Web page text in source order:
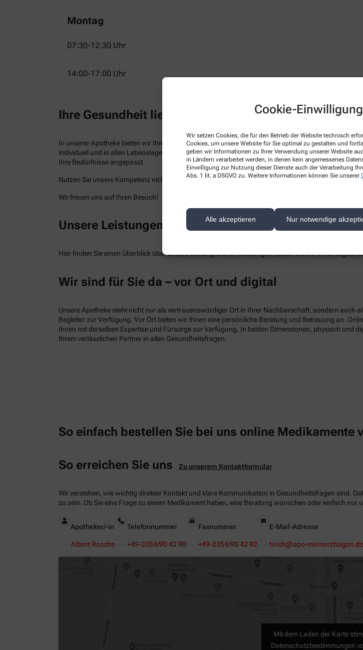
Cookie-
Wir setzen Cookies, die für den Betrieb der Website technisch
Cookies, um unsere Website für Sie optimal zu gestalten und
geben wir Informationen zu Ihrer Verwendung unserer Website
in Ländern verarbeitet werden, in denen kein angemessenes
Einwilligung zur Nutzung dieser Dienste auch der Verarbeitung
Abs. 1 lit. a DSGVO zu. Weitere Informationen können Sie unserer
Alle akzeptieren Nur notwendige
Montag
07:30-12:30 Uhr
14:00-17:00 Uhr
Ihre Gesundheit liegt uns am Herzen!
In unserer Apotheke bieten wir Ihnen kompetenten Service rund um Ihre Gesundheit und Ihr
individuell und in allen Lebenslagen. Neben einem breiten Leistungsspektrum, fachkundiger und
Ihre Bedürfnisse angepasst.
Nutzen Sie unsere Kompetenz nicht nur vor Ort, sondern auch online. So sparen Sie doppelte Wege
Wir freuen uns auf Ihren Besuch!
Unsere Leistungen Alle Leistungen
Hier finden Sie einen Überblick über unsere umfangreichen Leistungen, durch die wir Ihnen täglich
Wir sind für Sie da – vor Ort und digital
Unsere Apotheke steht nicht nur als vertrauenswürdiger Ort in Ihrer Nachbarschaft, sondern auch
Begleiter zur Verfügung. Vor Ort bieten wir Ihnen eine persönliche Beratung und Betreuung an.
Ihnen mit derselben Expertise und Fürsorge zur Verfügung. In beiden Dimensionen, physisch und
Ihrem verlässlichen Partner in allen Gesundheitsfragen.
So einfach bestellen Sie bei uns online Medikamente
So erreichen Sie uns Zu unserem Kontaktformular
Wir verstehen, wie wichtig direkter Kontakt und klare Kommunikation in Gesundheitsfragen sind.
zu sein. Ob Sie eine Frage zu einem Medikament haben, eine Beratung wünschen oder einfach nur
Apotheker/-in
Albert Rasche
Telefonnummer
+49-2354/90 42 90
Faxnummer
+49-2354/90 42 92
E-Mail-Adresse
teich@apo-meinerzhagen.de
Mit dem Laden der Karte
Datenschutzbestimmungen